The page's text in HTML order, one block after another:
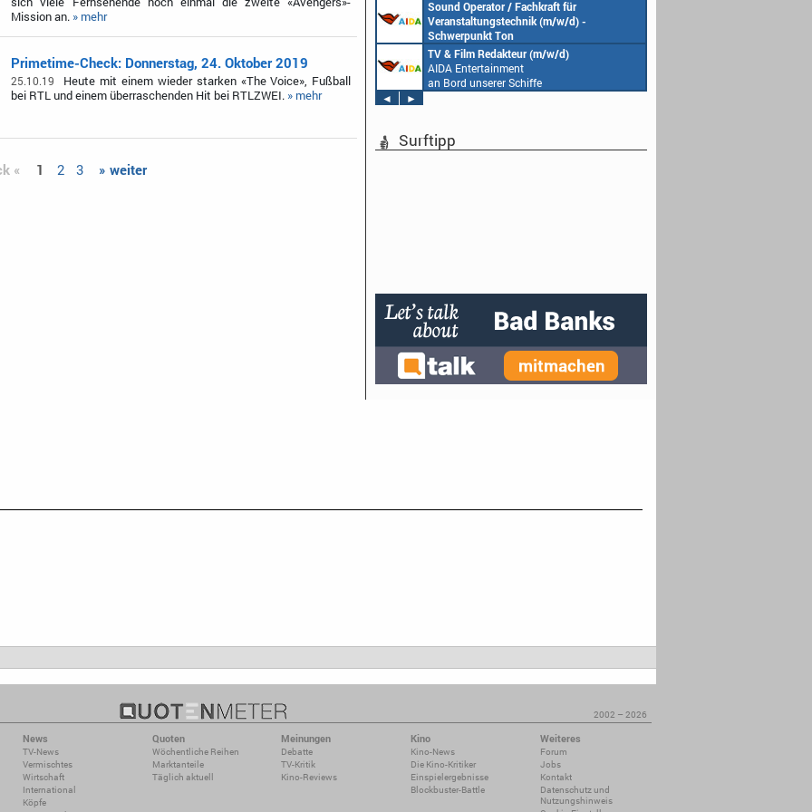
Mission an. » mehr
Primetime-Check: Donnerstag, 24. Oktober 2019
25.10.19
Heute mit einem wieder starken «The Voice», Fußball
bei RTL und einem überraschenden Hit bei RTLZWEI. » mehr
« 1 2 3 » weiter
AIDA Entertainment
an Bord unserer Schiffe
Sound Operator / Fachkraft für
Veranstaltungstechnik (m/w/d) -
Schwerpunkt Ton
AIDA Entertainment
an Bord unserer Schiffe
TV & Film Redakteur (m/w/d)
AIDA Entertainment
an Bord unserer Schiffe
◄
►
Surftipp
2002 – 2026
News
TV-News
Vermischtes
Wirtschaft
International
Köpfe
Quoten
Wöchentliche Reihen
Marktanteile
Täglich aktuell
Meinungen
Debatte
TV-Kritik
Kino-Reviews
Kino
Kino-News
Die Kino-Kritiker
Einspielergebnisse
Blockbuster-Battle
Weiteres
Forum
Jobs
Kontakt
Datenschutz und
Nutzungshinweis